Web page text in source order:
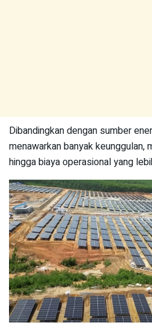
Dibandingkan dengan sumber
menawarkan banyak keunggulan,
hingga biaya operasional yang